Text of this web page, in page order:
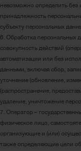
невозможно определить
принадлежность
субъекту персональных
6. Обработка персональных
совокупность действий
автоматизации или без
данными, включая сбор,
уточнение (обновление,
(распространение,
удаление, уничтожение
7. Оператор –
физическое лицо,
организующие и (или)
также определяющие цели